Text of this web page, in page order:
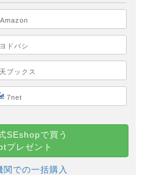
Amazon
ヨドバシ
ブックス
7net
SEshopで買う
プレゼント
での一括購入